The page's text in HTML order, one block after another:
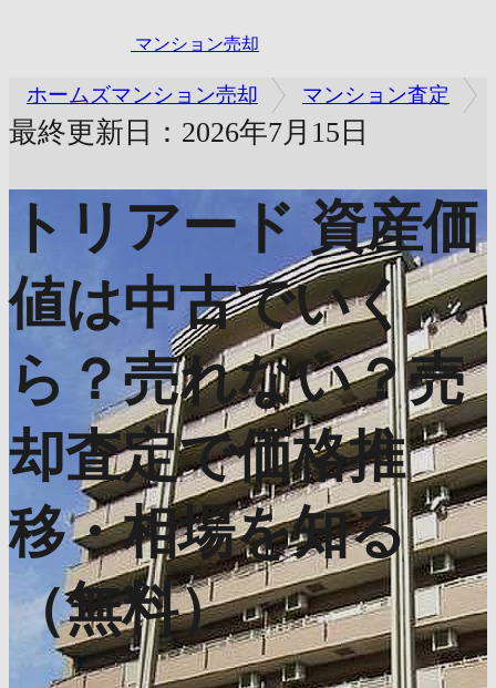
マンション売却
ホームズマンション売却 マンション査定
最終更新日：2026年7月15日
トリアード 資産価
値は中古でいく
ら？売れない？売
却査定で価格推
移・相場を知る
（無料）